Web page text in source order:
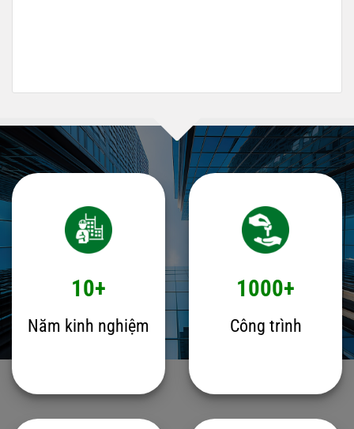
10+
Năm kinh nghiệm
1000+
Công trình